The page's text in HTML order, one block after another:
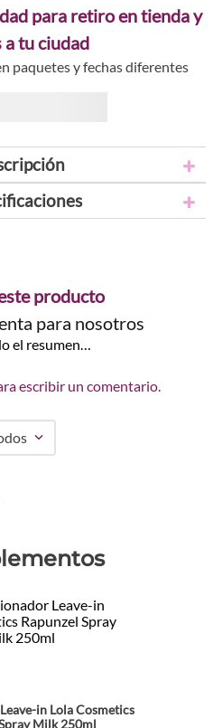
para retiro en tienda y
a tu ciudad
paquetes y fechas diferentes
producto
para nosotros
el resumen…
escribir un comentario.
in Lola Cosmetics
Milk 250ml